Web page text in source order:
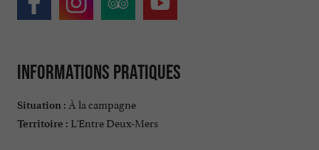
Informations pratiques
Situation : À la campagne
Territoire : L'Entre Deux-Mers